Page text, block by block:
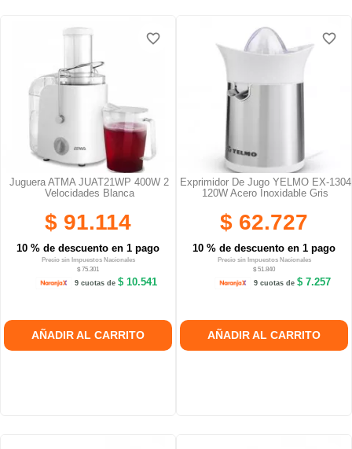
Juguera ATMA JUAT21WP 400W 2
Velocidades Blanca
$ 91.114
10 % de descuento en 1 pago
Precio sin Impuestos Nacionales
$ 75.301
9 cuotas de$ 10.541
AÑADIR AL CARRITO
favorite_border
favorite_border
Exprimidor De Jugo YELMO EX-1304
120W Acero Inoxidable Gris
$ 62.727
10 % de descuento en 1 pago
Precio sin Impuestos Nacionales
$ 51.840
9 cuotas de $ 7.257
AÑADIR AL CARRITO
favorite_border
favorite_border